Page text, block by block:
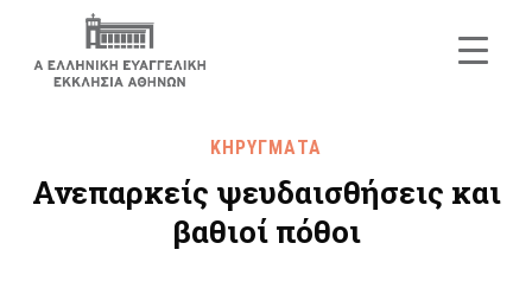
ΚΗΡΥΓΜΑΤΑ
Ανεπαρκείς ψευδαισθήσεις και
βαθιοί πόθοι